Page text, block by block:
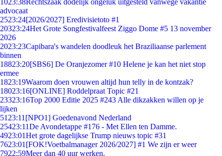
1023:38Rechtszaak dodelijk ongeluk uitgesteld vanwege vakantie
advocaat
2523:24[2026/2027] Eredivisietoto #1
20323:24Het Grote Songfestivalfeest Ziggo Dome #5 13 november
2026
2023:23Capibara's wandelen doodleuk het Braziliaanse parlement
binnen
18823:20[SBS6] De Oranjezomer #10 Helene je kan het niet stop
ermee
1823:19Waarom doen vrouwen altijd hun telly in de kontzak?
18023:16[ONLINE] Roddelpraat Topic #21
23323:16Top 2000 Editie 2025 #243 Alle dikzakken willen op je
lijken
51 23:11 [NPO1] Goedenavond Nederland
25423:11De Avondetappe #176 - Met Ellen ten Damme.
4923:01Het grote dagelijkse Trump nieuws topic #31
7623:01 [FOK!Voetbalmanager 2026/2027] #1 We zijn er weer
7922:59Meer dan 40 uur werken.